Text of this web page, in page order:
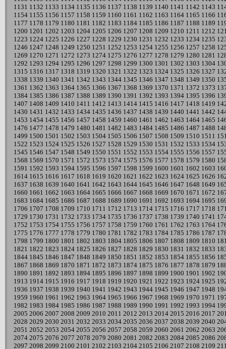
1131 1132 1133 1134 1135 1136 1137 1138 1139 1140 1141 1142 1143
1154 1155 1156 1157 1158 1159 1160 1161 1162 1163 1164 1165 1166
1177 1178 1179 1180 1181 1182 1183 1184 1185 1186 1187 1188 1189
1200 1201 1202 1203 1204 1205 1206 1207 1208 1209 1210 1211 1212
1223 1224 1225 1226 1227 1228 1229 1230 1231 1232 1233 1234 1235
1246 1247 1248 1249 1250 1251 1252 1253 1254 1255 1256 1257 1258
1269 1270 1271 1272 1273 1274 1275 1276 1277 1278 1279 1280 1281
1292 1293 1294 1295 1296 1297 1298 1299 1300 1301 1302 1303 1304
1315 1316 1317 1318 1319 1320 1321 1322 1323 1324 1325 1326 1327
1338 1339 1340 1341 1342 1343 1344 1345 1346 1347 1348 1349 1350
1361 1362 1363 1364 1365 1366 1367 1368 1369 1370 1371 1372 1373
1384 1385 1386 1387 1388 1389 1390 1391 1392 1393 1394 1395 1396
1407 1408 1409 1410 1411 1412 1413 1414 1415 1416 1417 1418 1419
1430 1431 1432 1433 1434 1435 1436 1437 1438 1439 1440 1441 1442
1453 1454 1455 1456 1457 1458 1459 1460 1461 1462 1463 1464 1465
1476 1477 1478 1479 1480 1481 1482 1483 1484 1485 1486 1487 1488
1499 1500 1501 1502 1503 1504 1505 1506 1507 1508 1509 1510 1511
1522 1523 1524 1525 1526 1527 1528 1529 1530 1531 1532 1533 1534
1545 1546 1547 1548 1549 1550 1551 1552 1553 1554 1555 1556 1557
1568 1569 1570 1571 1572 1573 1574 1575 1576 1577 1578 1579 1580
1591 1592 1593 1594 1595 1596 1597 1598 1599 1600 1601 1602 1603
1614 1615 1616 1617 1618 1619 1620 1621 1622 1623 1624 1625 1626
1637 1638 1639 1640 1641 1642 1643 1644 1645 1646 1647 1648 1649
1660 1661 1662 1663 1664 1665 1666 1667 1668 1669 1670 1671 1672
1683 1684 1685 1686 1687 1688 1689 1690 1691 1692 1693 1694 1695
1706 1707 1708 1709 1710 1711 1712 1713 1714 1715 1716 1717 1718
1729 1730 1731 1732 1733 1734 1735 1736 1737 1738 1739 1740 1741
1752 1753 1754 1755 1756 1757 1758 1759 1760 1761 1762 1763 1764
1775 1776 1777 1778 1779 1780 1781 1782 1783 1784 1785 1786 1787
1798 1799 1800 1801 1802 1803 1804 1805 1806 1807 1808 1809 1810
1821 1822 1823 1824 1825 1826 1827 1828 1829 1830 1831 1832 1833
1844 1845 1846 1847 1848 1849 1850 1851 1852 1853 1854 1855 1856
1867 1868 1869 1870 1871 1872 1873 1874 1875 1876 1877 1878 1879
1890 1891 1892 1893 1894 1895 1896 1897 1898 1899 1900 1901 1902
1913 1914 1915 1916 1917 1918 1919 1920 1921 1922 1923 1924 1925
1936 1937 1938 1939 1940 1941 1942 1943 1944 1945 1946 1947 1948
1959 1960 1961 1962 1963 1964 1965 1966 1967 1968 1969 1970 1971
1982 1983 1984 1985 1986 1987 1988 1989 1990 1991 1992 1993 1994
2005 2006 2007 2008 2009 2010 2011 2012 2013 2014 2015 2016 2017
2028 2029 2030 2031 2032 2033 2034 2035 2036 2037 2038 2039 2040
2051 2052 2053 2054 2055 2056 2057 2058 2059 2060 2061 2062 2063
2074 2075 2076 2077 2078 2079 2080 2081 2082 2083 2084 2085 2086
2097 2098 2099 2100 2101 2102 2103 2104 2105 2106 2107 2108 2109